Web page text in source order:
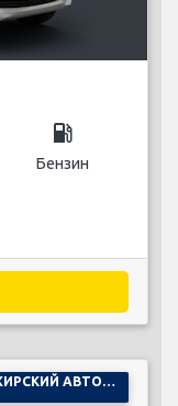
local_gas_station
Бензин